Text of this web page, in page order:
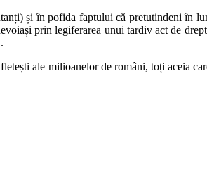
și în pofida faptului că pretutindeni în
prin legiferarea unui tardiv act de
ale milioanelor de români, toți aceia